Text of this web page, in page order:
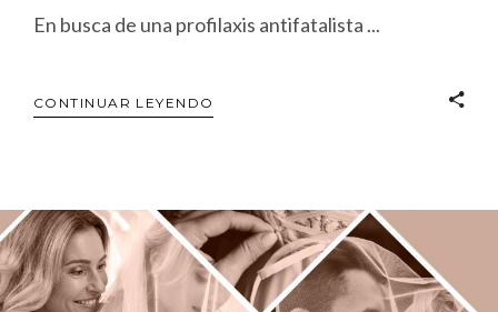
En busca de una profilaxis antifatalista
CONTINUAR LEYENDO